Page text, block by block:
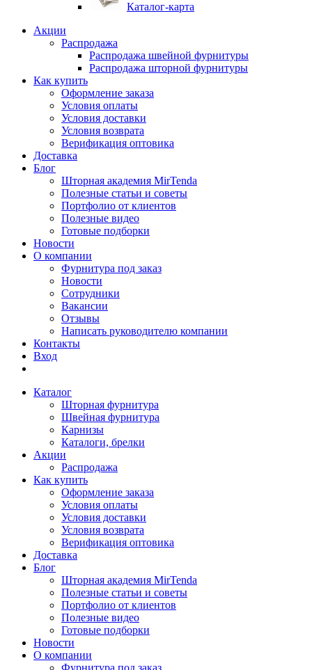
Каталог-карта
Акции
Распродажа
Распродажа швейной фурнитуры
Распродажа шторной фурнитуры
Как купить
Оформление заказа
Условия оплаты
Условия доставки
Условия возврата
Верификация оптовика
Доставка
Блог
Шторная академия MirTenda
Полезные статьи и советы
Портфолио от клиентов
Полезные видео
Готовые подборки
Новости
О компании
Фурнитура под заказ
Новости
Сотрудники
Вакансии
Отзывы
Написать руководителю компании
Контакты
Вход
Каталог
Шторная фурнитура
Швейная фурнитура
Карнизы
Каталоги, брелки
Акции
Распродажа
Как купить
Оформление заказа
Условия оплаты
Условия доставки
Условия возврата
Верификация оптовика
Доставка
Блог
Шторная академия MirTenda
Полезные статьи и советы
Портфолио от клиентов
Полезные видео
Готовые подборки
Новости
О компании
Фурнитура под заказ